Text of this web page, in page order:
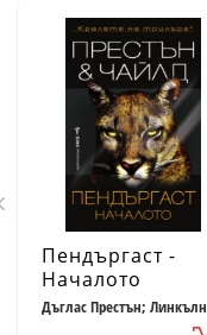
Пендъргаст -
Началото
Дъглас Престън; Линкълн